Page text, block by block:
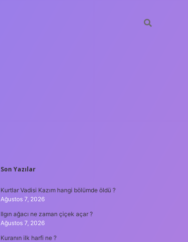
SIDEBAR
Son Yazılar
Kurtlar Vadisi Kazım hangi bölümde öldü ?
Ağustos 7, 2026
Ilgın ağacı ne zaman çiçek açar ?
Ağustos 7, 2026
Kuranın ilk harfi ne ?